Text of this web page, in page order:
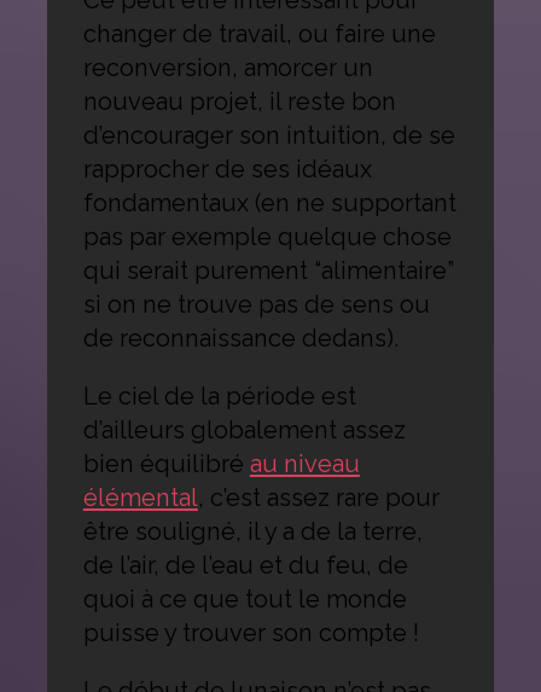
changer de travail, ou faire une
reconversion, amorcer un
nouveau projet, il reste bon
d’encourager son intuition, de se
rapprocher de ses idéaux
fondamentaux (en ne supportant
pas par exemple quelque chose
qui serait purement “alimentaire”
si on ne trouve pas de sens ou
de reconnaissance dedans).
Le ciel de la période est
d’ailleurs globalement assez
bien équilibré au niveau
élémental, c’est assez rare pour
être souligné, il y a de la terre,
de l’air, de l’eau et du feu, de
quoi à ce que tout le monde
puisse y trouver son compte !